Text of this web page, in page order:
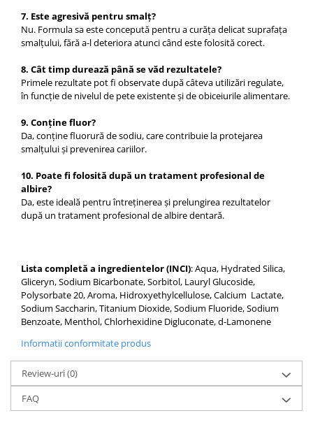
7. Este agresivă pentru smalț?
Nu. Formula sa este concepută pentru a curăța delicat suprafața
smalțului, fără a-l deteriora atunci când este folosită corect.
8. Cât timp durează până se văd rezultatele?
Primele rezultate pot fi observate după câteva utilizări regulate,
în funcție de nivelul de pete existente și de obiceiurile alimentare.
9. Conține fluor?
Da, conține fluorură de sodiu, care contribuie la protejarea
smalțului și prevenirea cariilor.
10. Poate fi folosită după un tratament profesional de
albire?
Da, este ideală pentru întreținerea și prelungirea rezultatelor
după un tratament profesional de albire dentară.
Lista completă a ingredientelor (INCI): Aqua, Hydrated Silica,
Gliceryn, Sodium Bicarbonate, Sorbitol, Lauryl Glucoside,
Polysorbate 20, Aroma, Hidroxyethylcellulose, Calcium Lactate,
Sodium Saccharin, Titanium Dioxide, Sodium Fluoride, Sodium
Benzoate, Menthol, Chlorhexidine Digluconate, d-Lamonene
Informatii conformitate produs
Review-uri(0)
FAQ